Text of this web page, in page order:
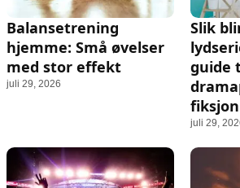
Balansetrening
hjemme: Små øvelser
med stor effekt
juli 29, 2026
Slik
guide
juli 29,